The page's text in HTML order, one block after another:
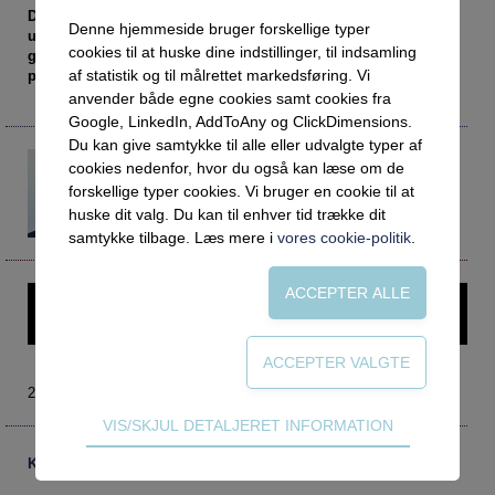
Netværk
Intelligens
Uddannelser under corona
Vejledningsindsatsen under corona
Veje til virkeligheden
Den kommunale ungeindsats
Praksischok
Data og dialog
Borgeren i centrum
Abonnement
Tilmelding og prøveperiode
Abonnementspriser
Kontakt
Vilkår og betingelser
Det er værd at spørge sig selv om, i hvilket omfang børn og
unge kan forholde sig til et fremtidens arbejdsmarked, der
galoperer afsted i et tempo og i en udviklingsgrad, som selv
professionelle voksne har svært ved at følge med i.
Hanne Paustian Tind
hpt@uunvj.dk
Leder
UU Nordvestjylland
Denne artikel kræver login – prøv Vejlederforum gratis i en
2019 nr. 4
Kommentarer
Denne hjemmeside bruger forskellige typer
cookies til at huske dine indstillinger, til indsamling
af statistik og til målrettet markedsføring. Vi
anvender både egne cookies samt cookies fra
Google, LinkedIn, AddToAny og ClickDimensions.
Du kan give samtykke til alle eller udvalgte typer af
cookies nedenfor, hvor du også kan læse om de
forskellige typer cookies. Vi bruger en cookie til at
huske dit valg. Du kan til enhver tid trække dit
samtykke tilbage. Læs mere i vores cookie-politik
Teknisk
Tekniske cookies er nødvendige for hjemmesidens
VIS/SKJUL DETALJERET INFORMATION